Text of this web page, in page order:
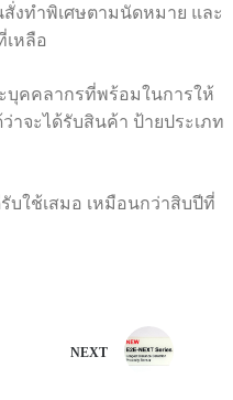
งทำพิเศษตามนัดหมาย และ
เหลือ
บุคคลากรที่พร้อมในการให้
าจะได้รับสินค้า ป้ายประเภท
บใช้เสมอ เหมือนกว่าสิบปีที่
NEXT